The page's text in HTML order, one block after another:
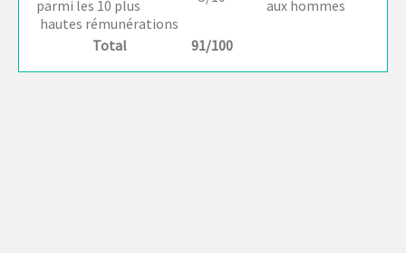
parmi les 10 plus
hautes rémunérations
aux hommes
Total 91/100